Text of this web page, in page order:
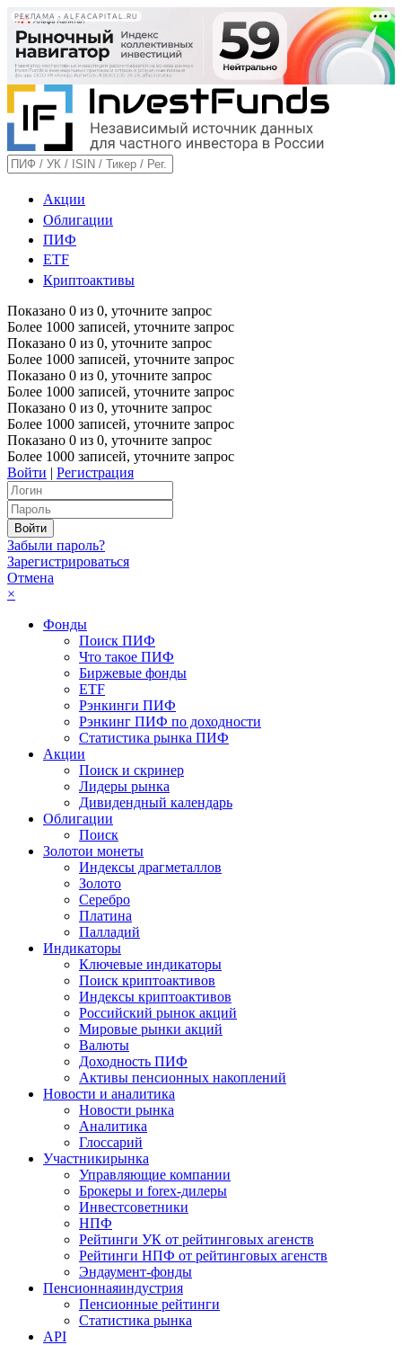
РЕКЛАМА • ALFACAPITAL.RU
Акции
Облигации
ПИФ
ETF
Криптоактивы
Показано 0 из 0, уточните запрос
Более 1000 записей, уточните запрос
Показано 0 из 0, уточните запрос
Более 1000 записей, уточните запрос
Показано 0 из 0, уточните запрос
Более 1000 записей, уточните запрос
Показано 0 из 0, уточните запрос
Более 1000 записей, уточните запрос
Показано 0 из 0, уточните запрос
Более 1000 записей, уточните запрос
Войти | Регистрация
Забыли пароль?
Зарегистрироваться
Отмена
×
Фонды
Поиск ПИФ
Что такое ПИФ
Биржевые фонды
ETF
Рэнкинги ПИФ
Рэнкинг ПИФ по доходности
Статистика рынка ПИФ
Акции
Поиск и скринер
Лидеры рынка
Дивидендный календарь
Облигации
Поиск
Золотои монеты
Индексы драгметаллов
Золото
Серебро
Платина
Палладий
Индикаторы
Ключевые индикаторы
Поиск криптоактивов
Индексы криптоактивов
Российский рынок акций
Мировые рынки акций
Валюты
Доходность ПИФ
Активы пенсионных накоплений
Новости и аналитика
Новости рынка
Аналитика
Глоссарий
Участникирынка
Управляющие компании
Брокеры и forex-дилеры
Инвестсоветники
НПФ
Рейтинги УК от рейтинговых агенств
Рейтинги НПФ от рейтинговых агенств
Эндаумент-фонды
Пенсионнаяиндустрия
Пенсионные рейтинги
Статистика рынка
API